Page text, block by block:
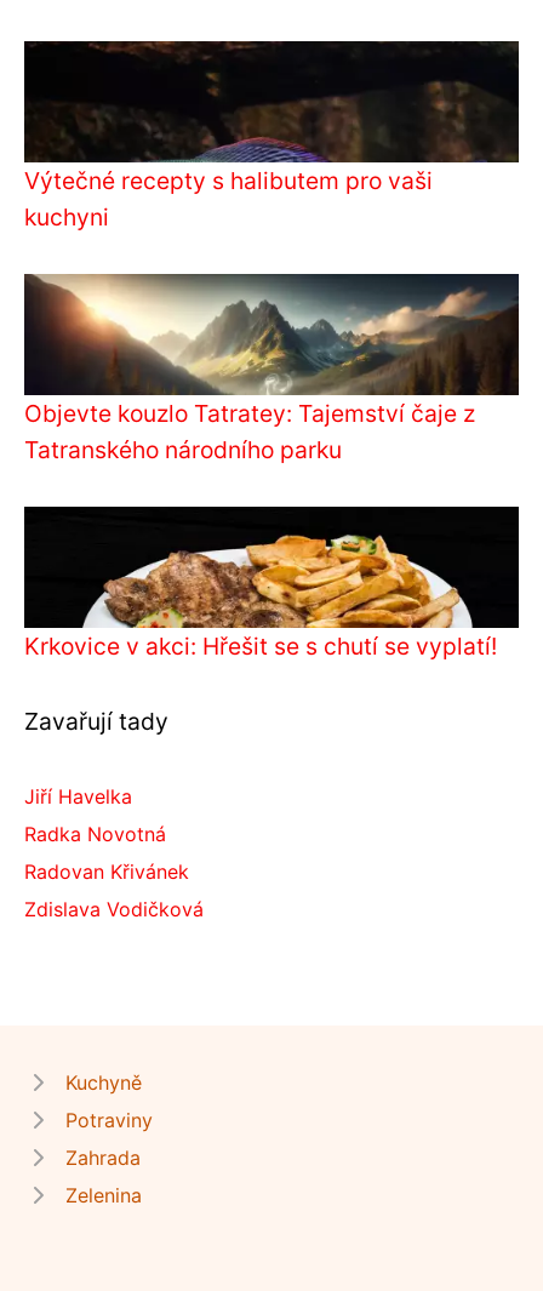
Výtečné recepty s halibutem pro vaši
kuchyni
Objevte kouzlo Tatratey: Tajemství čaje z
Tatranského národního parku
Krkovice v akci: Hřešit se s chutí se vyplatí!
Zavařují tady
Jiří Havelka
Radka Novotná
Radovan Křivánek
Zdislava Vodičková
Kuchyně
Potraviny
Zahrada
Zelenina